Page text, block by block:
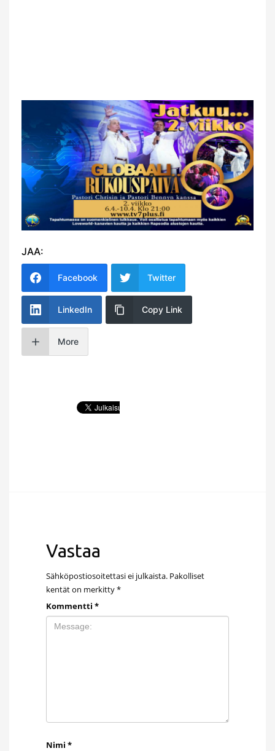
JAA:
Facebook Twitter
LinkedIn Copy Link
More
Vastaa
Sähköpostiosoitettasi ei julkaista. Pakolliset
kentät on merkitty*
Kommentti *
Nimi *